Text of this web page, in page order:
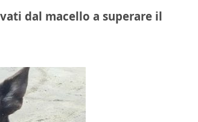
dal macello a superare il